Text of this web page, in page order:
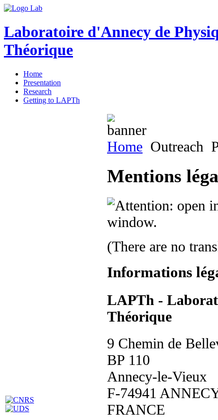
Laboratoire d'Annecy de
Théorique
Home
Presentation
Research
Getting to LAPTh
Home Outreach
Mentions
(There are no
Informations
LAPTh -
Théorique
9 Chemin de
BP 110
Annecy-le-Vieux
F-74941
FRANCE